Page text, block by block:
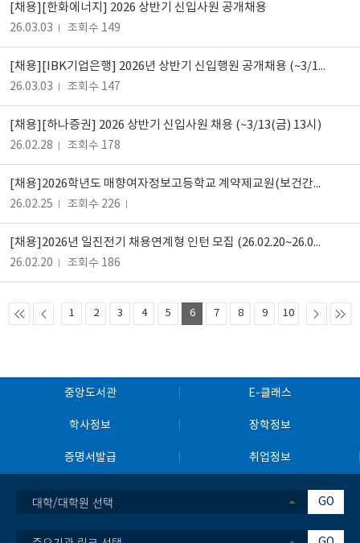
[채용][한화에너지] 2026 상반기 신입사원 공개채용
26.03.03 조회수 149
[채용][IBK기업은행] 2026년 상반기 신입행원 공개채용 (~3/16, 10:00)
26.03.03 조회수 147
[채용][하나증권] 2026 상반기 신입사원 채용 (~3/13(금) 13시)
26.02.28 조회수 178
[채용]2026학년도 매향여자정보고등학교 계약제교원(보건간호,수학) 채용
26.02.25 조회수 226
[채용]2026년 일진전기 채용연계형 인턴 모집 (26.02.20~26.03.02)
26.02.20 조회수 186
1 2 3 4 5 6 7 8 9 10
중앙도서관 E-클래스
학사정보 장학정보
증명서발급 취업정보
대학/대학원 선택 GO